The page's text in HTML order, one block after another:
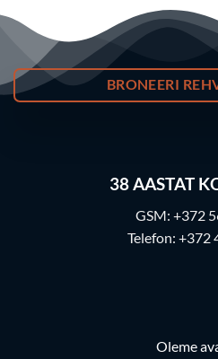
BRONEERI
38AASTAT
GSM: +372
Telefon: +372
Oleme